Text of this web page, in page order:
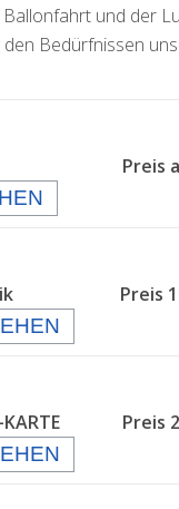
und der
Bedürfnissen
Preis ab
Preis
KARTE Preis